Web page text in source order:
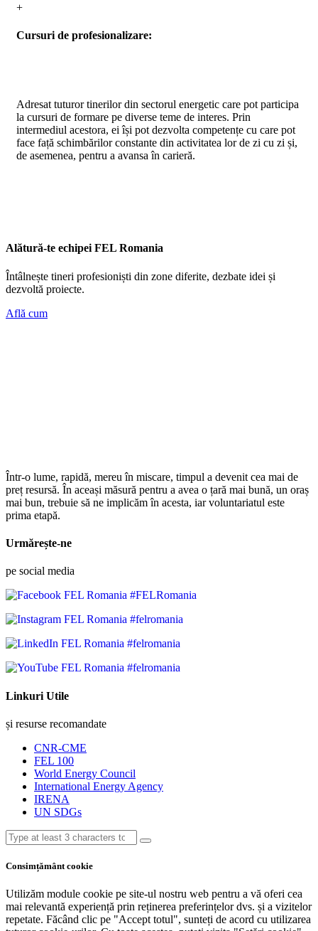
+
Cursuri de profesionalizare:
Adresat tuturor tinerilor din sectorul energetic care pot participa
la cursuri de formare pe diverse teme de interes. Prin
intermediul acestora, ei își pot dezvolta competențe cu care pot
face față schimbărilor constante din activitatea lor de zi cu zi și,
de asemenea, pentru a avansa în carieră.
Alătură-te echipei FEL Romania
Întâlnește tineri profesioniști din zone diferite, dezbate idei și
dezvoltă proiecte.
Află cum
Într-o lume, rapidă, mereu în miscare, timpul a devenit cea mai de
preț resursă. În aceași măsură pentru a avea o țară mai bună, un oraș
mai bun, trebuie să ne implicăm în acesta, iar voluntariatul este
prima etapă.
Urmărește-ne
pe social media
#FELRomania
#felromania
#felromania
#felromania
Linkuri Utile
și resurse recomandate
CNR-CME
FEL 100
World Energy Council
International Energy Agency
IRENA
UN SDGs
Consimțământ cookie
Utilizăm module cookie pe site-ul nostru web pentru a vă oferi cea
mai relevantă experiență prin reținerea preferințelor dvs. și a vizitelor
repetate. Făcând clic pe "Accept totul", sunteți de acord cu utilizarea